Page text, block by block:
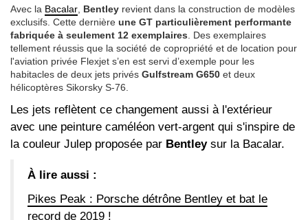
Avec la Bacalar Bentley revient dans la construction de modèles
exclusifs. Cette dernière une GT particulièrement performante
fabriquée à seulement 12 exemplaires . Des exemplaires
tellement réussis que la société de copropriété et de location pour
l'aviation privée Flexjet s’en est servi d’exemple pour les
habitacles de deux jets privés Gulfstream G650 et deux
hélicoptères Sikorsky S-76.
Les jets reflètent ce changement aussi à l'extérieur
avec une peinture caméléon vert-argent qui s'inspire de
la couleur Julep proposée par Bentleysur la Bacalar.
À lire aussi :
Pikes Peak : Porsche détrône Bentley et bat le
record de 2019 !